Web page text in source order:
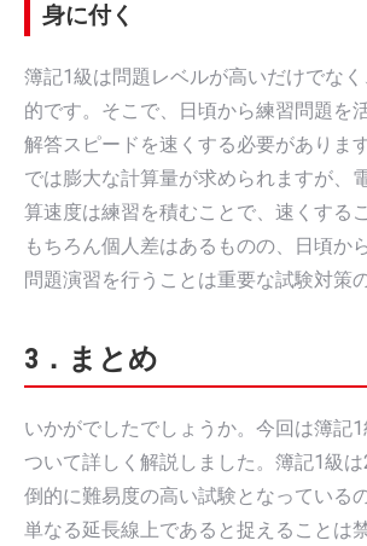
身に付く
簿記1級は問題レベルが高いだけでな
的です。そこで、日頃から練習問題を
解答スピードを速くする必要がありま
では膨大な計算量が求められますが、
算速度は練習を積むことで、速くする
もちろん個人差はあるものの、日頃か
問題演習を行うことは重要な試験対策
3．まとめ
いかがでしたでしょうか。今回は簿記
ついて詳しく解説しました。簿記1級
倒的に難易度の高い試験となっている
単なる延長線上であると捉えることは